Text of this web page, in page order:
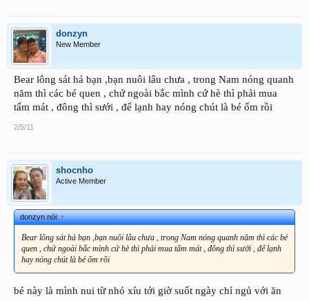
donzyn
New Member
Bear lông sát hả bạn ,bạn nuôi lâu chưa , trong Nam nóng quanh
năm thì các bé quen , chứ ngoài bắc mình cứ hè thì phải mua
tấm mát , đông thì sưới , để lạnh hay nóng chút là bé ốm rồi
2/5/11
shocnho
Active Member
donzyn nói:↑
Bear lông sát hả bạn ,bạn nuôi lâu chưa , trong Nam nóng quanh năm thì các bé
quen , chứ ngoài bắc mình cứ hè thì phải mua tấm mát , đông thì sưới , để lạnh
hay nóng chút là bé ốm rồi
bé này là mình nui từ nhỏ xíu tới giờ suốt ngày chỉ ngủ với ăn